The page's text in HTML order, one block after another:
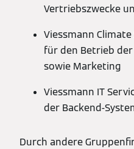
Vertriebszwecke
Viessmann
für den Betrieb
sowie Marketing
Viessmann IT
der Backend-
Durch andere